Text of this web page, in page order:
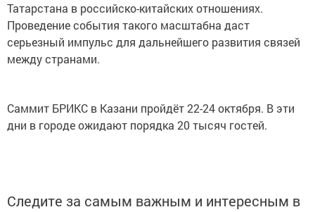
Татарстана в российско-китайских отношениях.
Проведение события такого масштабна даст
серьезный импульс для дальнейшего развития связей
между странами.
Саммит БРИКС в Казани пройдёт 22-24 октября. В эти
дни в городе ожидают порядка 20 тысяч гостей.
Следите за самым важным и интересным в